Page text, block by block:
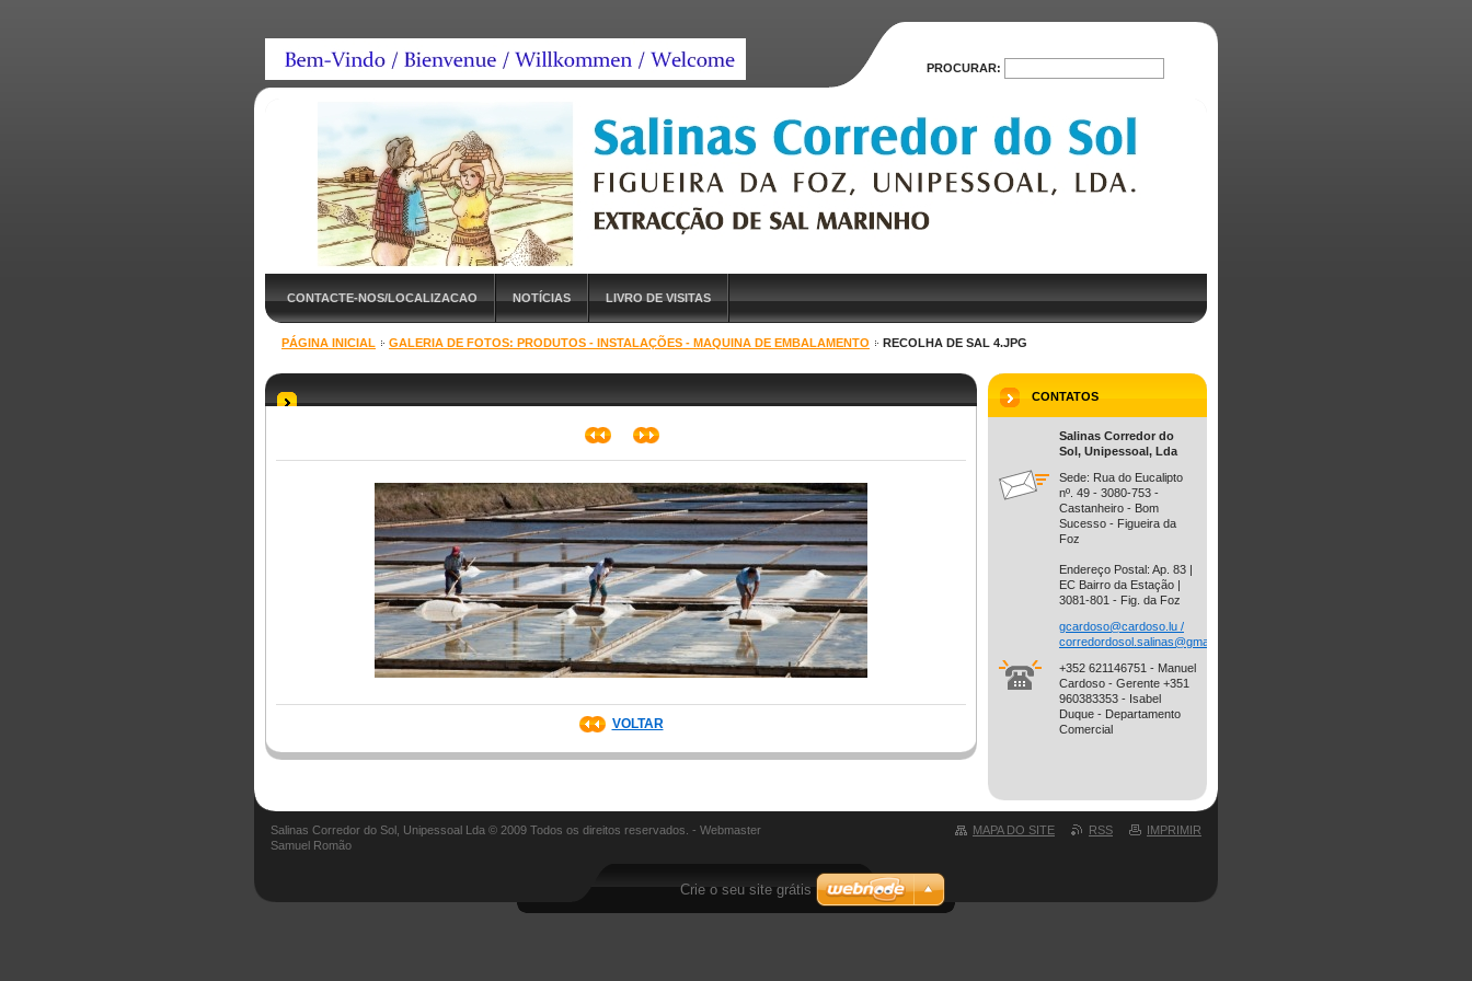
CONTACTE-NOS/LOCALIZACAO NOTÍCIAS LIVRO DE VISITAS
PÁGINA INICIAL GALERIA DE FOTOS: PRODUTOS - INSTALAÇÕES - MAQUINA DE EMBALAMENTO RECOLHA DE SAL 4.JPG
VOLTAR
CONTATOS
Salinas Corredor do
Sol, Unipessoal, Lda
Sede: Rua do Eucalipto
nº. 49 - 3080-753 -
Castanheiro - Bom
Sucesso - Figueira da
Foz
Endereço Postal: Ap. 83 |
EC Bairro da Estação |
3081-801 - Fig. da Foz
gcardoso@cardoso.lu /
corredordosol.salinas@gmail.com
+352 621146751 - Manuel
Cardoso - Gerente +351
960383353 - Isabel
Duque - Departamento
Comercial
PROCURAR:
PROCURAR
MAPA DO SITE RSS IMPRIMIR
Salinas Corredor do Sol, Unipessoal Lda © 2009 Todos os direitos reservados. - Webmaster
Samuel Romão
Crie o seu site grátis